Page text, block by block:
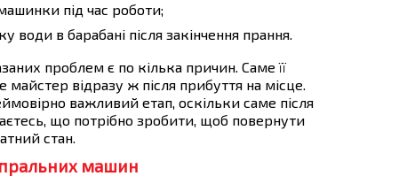
машинки під час роботи;
води в барабані після закінчення прання.
проблем є по кілька причин. Саме її
майстер відразу ж після прибуття на місце.
важливий етап, оскільки саме після
що потрібно зробити, щоб повернути
стан.
машин